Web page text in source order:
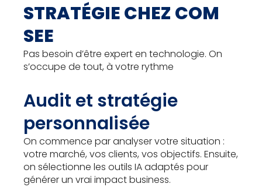
STRATÉGIE CHEZ COM
SEE
Pas besoin d’être expert en technologie. On
s’occupe de tout, à votre rythme
Audit et stratégie
personnalisée
On commence par analyser votre situation :
votre marché, vos clients, vos objectifs. Ensuite,
on sélectionne les outils IA adaptés pour
générer un vrai impact business.